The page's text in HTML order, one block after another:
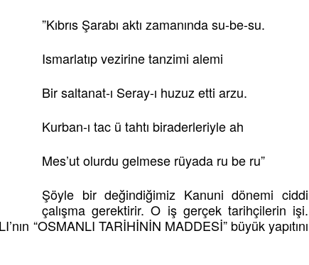
”Kıbrıs Şarabı aktı zamanında su-be-su.
Ismarlatıp vezirine tanzimi alemi
Bir saltanat-ı Seray-ı huzuz etti arzu.
Kurban-ı tac ü tahtı biraderleriyle ah
Mes’ut olurdu gelmese rüyada ru be ru”
Şöyle bir değindiğimiz Kanuni dönemi ciddi
çalışma gerektirir. O iş gerçek tarihçilerin işi.
“OSMANLI TARİHİNİN MADDESİ” büyük yapıtını